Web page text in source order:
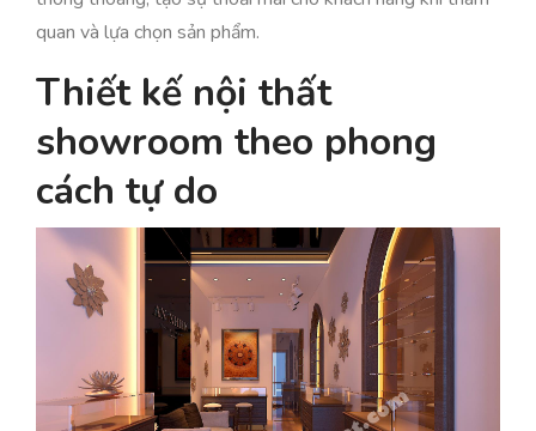
quan và lựa chọn sản phẩm.
Thiết kế nội thất
showroom theo phong
cách tự do